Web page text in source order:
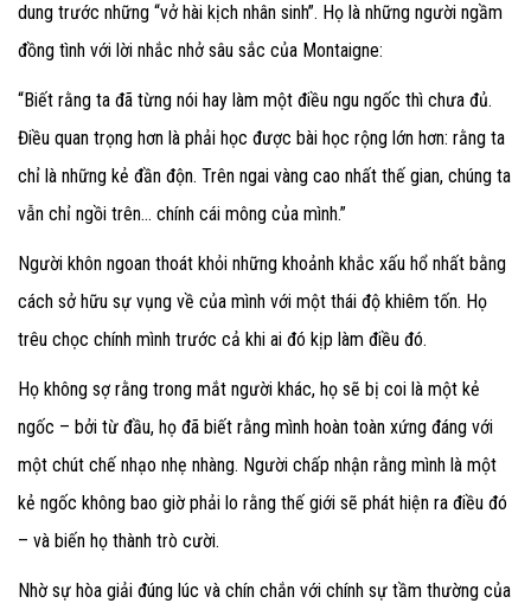
dung trước những “vở hài kịch nhân sinh”. Họ là những người ngầm
đồng tình với lời nhắc nhở sâu sắc của Montaigne:
“Biết rằng ta đã từng nói hay làm một điều ngu ngốc thì chưa đủ.
Điều quan trọng hơn là phải học được bài học rộng lớn hơn: rằng ta
chỉ là những kẻ đần độn. Trên ngai vàng cao nhất thế gian, chúng ta
vẫn chỉ ngồi trên… chính cái mông của mình.”
Người khôn ngoan thoát khỏi những khoảnh khắc xấu hổ nhất bằng
cách sở hữu sự vụng về của mình với một thái độ khiêm tốn. Họ
trêu chọc chính mình trước cả khi ai đó kịp làm điều đó.
Họ không sợ rằng trong mắt người khác, họ sẽ bị coi là một kẻ
ngốc – bởi từ đầu, họ đã biết rằng mình hoàn toàn xứng đáng với
một chút chế nhạo nhẹ nhàng. Người chấp nhận rằng mình là một
kẻ ngốc không bao giờ phải lo rằng thế giới sẽ phát hiện ra điều đó
– và biến họ thành trò cười.
Nhờ sự hòa giải đúng lúc và chín chắn với chính sự tầm thường của